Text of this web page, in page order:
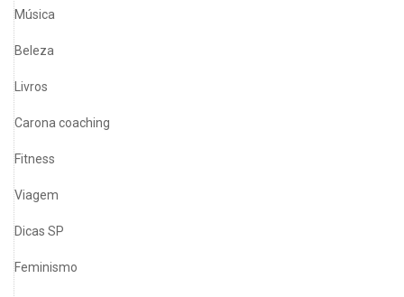
Música
Beleza
Livros
Carona coaching
Fitness
Viagem
Dicas SP
Feminismo